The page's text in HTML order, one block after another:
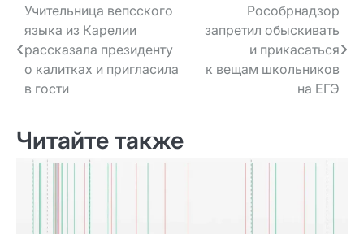
Навигация
по записям
Учительница вепсского
языка из Карелии
рассказала президенту
о калитках и пригласила
в гости
Рособрнадзор
запретил обыскивать
и прикасаться
к вещам школьников
на ЕГЭ
Читайте также